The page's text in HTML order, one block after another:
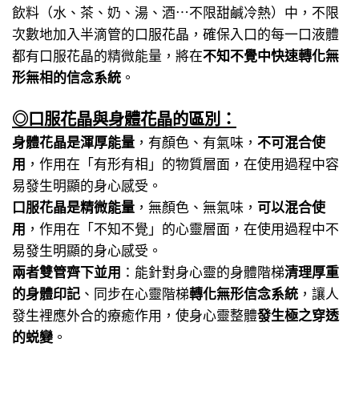
飲料（水、茶、奶、湯、酒⋯不限甜鹹冷熱）中，不限
次數地加入半滴管的口服花晶，確保入口的每一口液體
都有口服花晶的精微能量，將在不知不覺中快速轉化無
形無相的信念系統 。
◎口服花晶與身體花晶的區別：
身體花晶是渾厚能量 ，有顏色、有氣味， 不可混合使
用 ，作用在「有形有相」的物質層面，在使用過程中容
易發生明顯的身心感受。
口服花晶是精微能量 ，無顏色、無氣味， 可以混合使
用 ，作用在「不知不覺」的心靈層面，在使用過程中不
易發生明顯的身心感受。
兩者雙管齊下並用 ：能針對身心靈的身體階梯清理厚重
的身體印記 、同步在心靈階梯轉化無形信念系統 ，讓人
發生裡應外合的療癒作用，使身心靈整體發生極之穿透
的蜕變 。